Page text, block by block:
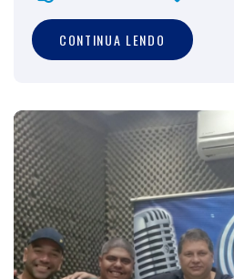
CONTINUA LENDO